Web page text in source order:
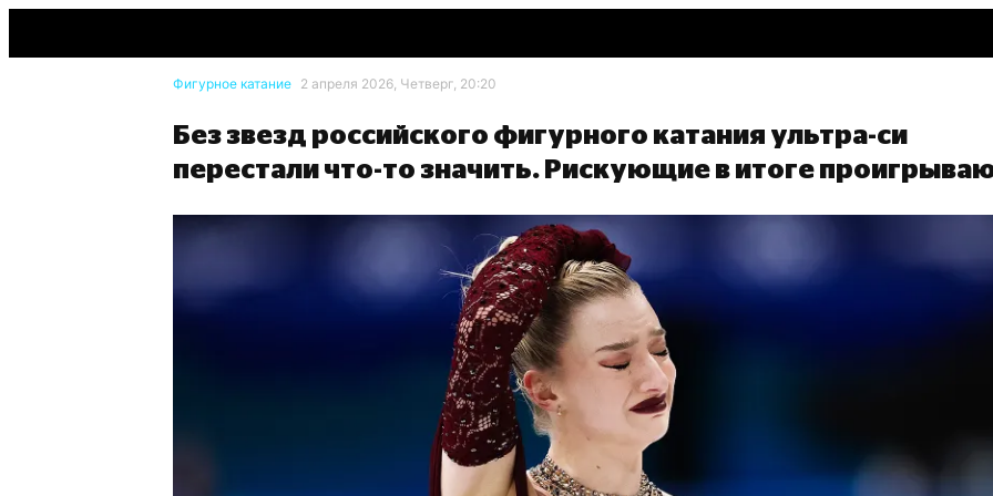
Фигурное катание 2 апреля 2026, Четверг, 20:20
Без звезд российского фигурного катания ультра-си
перестали что-то значить. Рискующие в итоге